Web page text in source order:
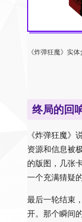
《炸弹狂魔》实
终局的回
《炸弹狂魔》
资源和信息被
的版图，几张
一个充满猜疑的
最后一轮结束
开。那个瞬间